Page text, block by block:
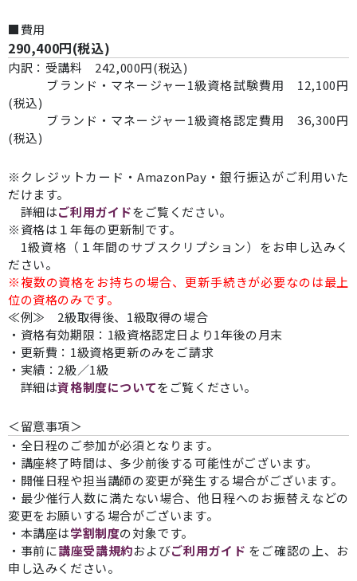
■費用
290,400円(税込)
内訳：受講料 242,000円(税込)
ブランド・マネージャー1級資格試験費用 12,100円
(税込)
ブランド・マネージャー1級資格認定費用 36,300円
(税込)
※クレジットカード・AmazonPay・銀行振込がご利用いた
だけます。
詳細はご利用ガイドをご覧ください。
※資格は１年毎の更新制です。
1級資格（１年間のサブスクリプション）をお申し込みく
ださい。
※複数の資格をお持ちの場合、更新手続きが必要なのは最上
位の資格のみです。
≪例≫ 2級取得後、1級取得の場合
・資格有効期限：1級資格認定日より1年後の月末
・更新費：1級資格更新のみをご請求
・実績：2級／1級
詳細は資格制度についてをご覧ください。
＜留意事項＞
・全日程のご参加が必須となります。
・講座終了時間は、多少前後する可能性がございます。
・開催日程や担当講師の変更が発生する場合がございます。
・最少催行人数に満たない場合、他日程へのお振替えなどの
変更をお願いする場合がございます。
・本講座は学割制度の対象です。
・事前に講座受講規約およびご利用ガイド をご確認の上、お
申し込みください。